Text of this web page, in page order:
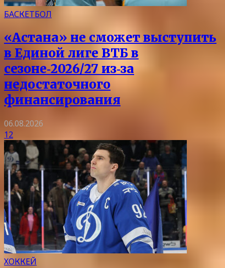
БАСКЕТБОЛ
«Астана» не сможет выступить
в Единой лиге ВТБ в
сезоне‑2026/27 из‑за
недостаточного
финансирования
06.08.2026
12
ХОККЕЙ